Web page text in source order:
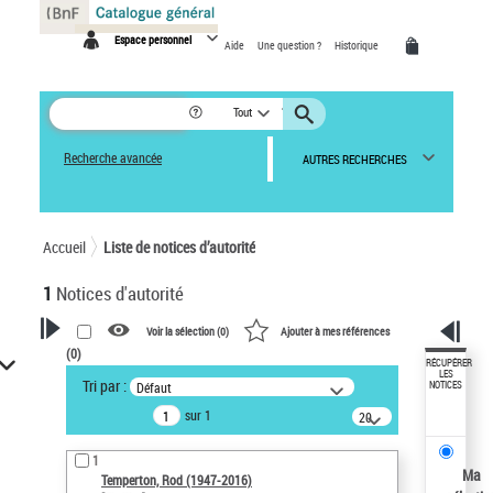
Espace personnel Aide Une question ? Historique
Tout
Recherche avancée AUTRES RECHERCHES
Accueil Liste de notices d’autorité
1 Notices d'autorité
VOTRE RECHERCHE
Recherche avancée dans les
notices d’autorité
Œuvres liées à l'auteur :
Temperton, Rod (1947-2016)
Voir la sélection (0) Ajouter à mes références
(0)
Tri par : Défaut
sur 1
20
résultats/page
1
Temperton, Rod (1947-2016)
RÉCUPÉRER
LES
NOTICES
Ma
Panneau de gestion des cookies